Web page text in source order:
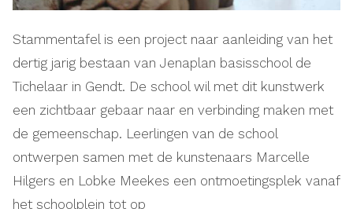
Stammentafel is een project naar aanleiding van het
dertig jarig bestaan van Jenaplan basisschool de
Tichelaar in Gendt. De school wil met dit kunstwerk
een zichtbaar gebaar naar en verbinding maken met
de gemeenschap. Leerlingen van de school
ontwerpen samen met de kunstenaars Marcelle
Hilgers en Lobke Meekes een ontmoetingsplek vanaf
het schoolplein tot op